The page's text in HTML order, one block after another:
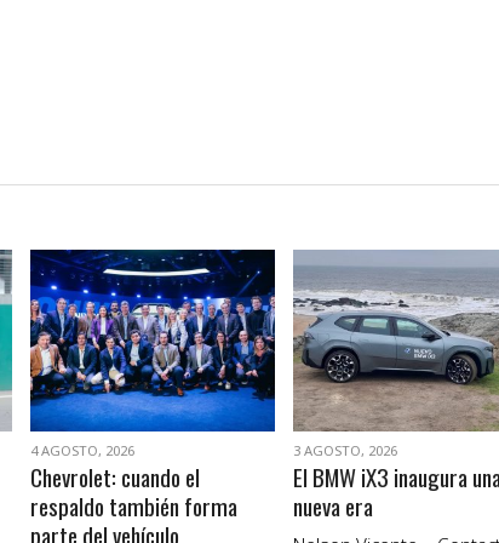
VER NOTA
4 AGOSTO, 2026
Chevrolet: cuando el
respaldo también forma
parte del vehículo
VER NOTA
3 AGOSTO, 2026
El BMW iX3 inaugura
nueva era